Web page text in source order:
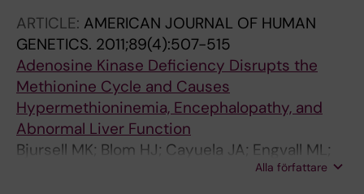
ARTICLE: AMERICAN JOURNAL OF HUMAN
GENETICS. 2011;89(4):507-515
Adenosine Kinase Deficiency Disrupts the
Methionine Cycle and Causes
Hypermethioninemia, Encephalopathy, and
Abnormal Liver Function
Bjursell MK; Blom HJ; Cayuela JA; Engvall ML;
Lesko N; Balasubramaniam S; Brandberg G;
Alla författare